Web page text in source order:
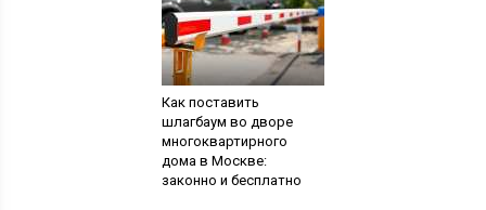
Как поставить
шлагбаум во дворе
многоквартирного
дома в Москве:
законно и бесплатно